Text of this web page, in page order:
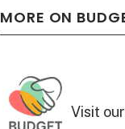
MORE ON
Visit